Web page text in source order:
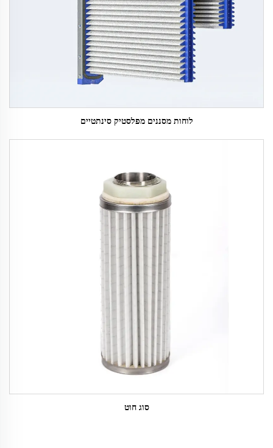
לוחות מסננים מפלסטיק סינתטיים
סוג חוט